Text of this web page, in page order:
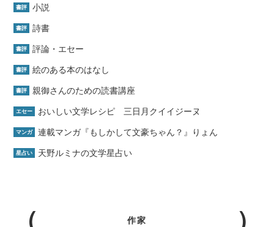
書評 小説
書評 詩書
書評 評論・エセー
書評 絵のある本のはなし
書評 親御さんのための読書講座
エセー おいしい文学レシピ 三日月クイイジーヌ
マンガ 連載マンガ『もしかして文豪ちゃん？』りょん
星占い 天野ルミナの文学星占い
作家